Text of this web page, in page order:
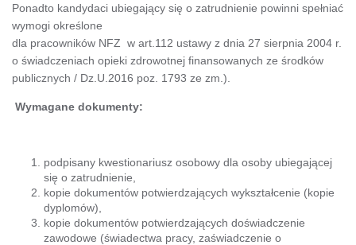
Ponadto kandydaci ubiegający się o zatrudnienie powinni spełniać
wymogi określone
dla pracowników NFZ w art.112 ustawy z dnia 27 sierpnia 2004 r.
o świadczeniach opieki zdrowotnej finansowanych ze środków
publicznych / Dz.U.2016 poz. 1793 ze zm.).
Wymagane dokumenty:
podpisany kwestionariusz osobowy dla osoby ubiegającej
się o zatrudnienie,
kopie dokumentów potwierdzających wykształcenie (kopie
dyplomów),
kopie dokumentów potwierdzających doświadczenie
zawodowe (świadectwa pracy, zaświadczenie o